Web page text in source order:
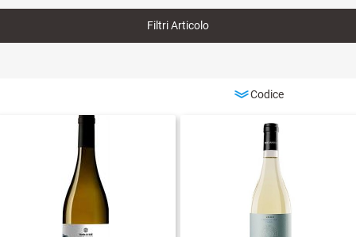
Filtri Articolo